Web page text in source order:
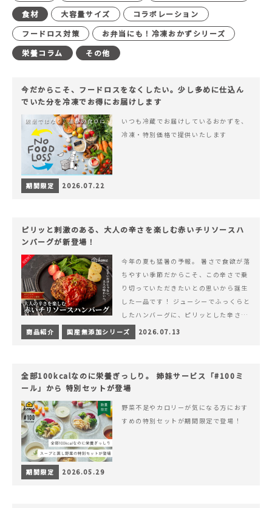
食材
大容量サイズ
コラボレーション
フードロス対策
お弁当にも！冷凍おかずシリーズ
栄養コラム
その他
今だからこそ、フードロスをなくしたい。少し多めに仕込ん
でいた分を冷凍でお得にお届けします
いつも冷蔵でお届けしているおかずを、
冷凍・特別価格で提供いたします
期間限定 2026.07.22
ピリッと刺激のある、大人の辛さを楽しむ赤いチリソースハ
ンバーグが新登場！
今年の夏も猛暑の予報。 暑さで食欲が落
ちやすい季節だからこそ、この辛さで乗
り切っていただきたいとの思いから誕生
した一品です！ ジューシーでふっくらと
したハンバーグに、ピリッとした辛さと
コク深い旨みが楽しめる特製チリソース
&hellip; 続きを読む ピリッと刺激のあ
商品紹介 国産無添加シリーズ 2026.07.13
全部100kcalなのに栄養ぎっしり。 姉妹サービス「#100ミ
ール」から 特別セットが登場
野菜不足やカロリーが気になる方におす
すめの特別セットが期間限定で登場！
期間限定 2026.05.29